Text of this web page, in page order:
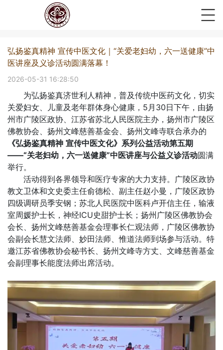
弘扬鉴真精神 宣传中医文化｜“关爱老妇幼，六一送健康”中
医讲座及义诊活动圆满落幕！
2026-05-31 16:28:50
为弘扬鉴真济世利人精神，普及传统中医药文化，切实
关爱妇女、儿童及老年群体身心健康，5月30日下午，由扬
州市广陵区政协、江苏省苏北人民医院主办，扬州市广陵区
佛教协会、扬州文峰慈善基金会、扬州文峰寺联合承办的
《弘扬鉴真精神 宣传中医文化》系列公益活动第五期
——“关老妇幼，六一送健康”中医讲座与公益义诊活动圆满
举行。
活动得到各界领导和医疗专家的大力支持。广陵区政协
教文卫体和文史委主任俞德松、副主任赵小曼，广陵区政协
四级调研员季安钢；苏北人民医院中医科卢开信主任，输液
室周媛护士长，神经ICU史甜护士长；扬州广陵区佛教协会
会长、扬州文峰慈善基金会理事长仁观法师，广陵区佛教协
会副会长慧文法师、妙田法师、惟道法师到场参与活动。特
邀江苏省佛教协会秘书长、扬州文峰寺方丈、文峰慈善基金
会副理事长能度法师出席活动。